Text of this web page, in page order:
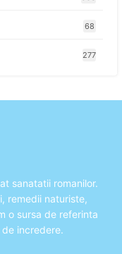
68
277
sanatatii romanilor.
remedii naturiste,
o sursa de referinta
incredere.